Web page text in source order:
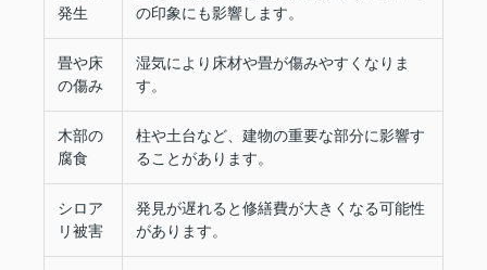
発生
の印象にも影響します。
畳や床
の傷み
湿気により床材や畳が傷みやすくなりま
す。
木部の
腐食
柱や土台など、建物の重要な部分に影響す
ることがあります。
シロア
リ被害
発見が遅れると修繕費が大きくなる可能性
があります。